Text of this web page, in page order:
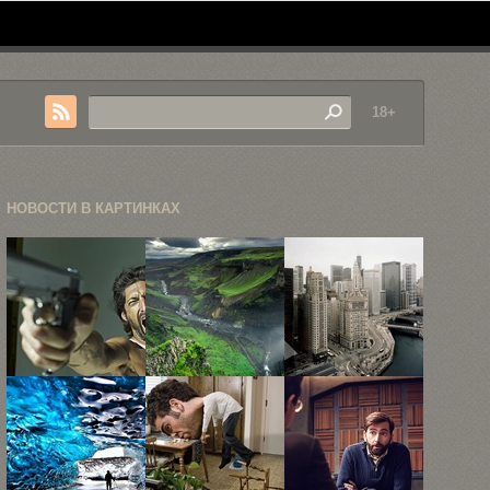
18+
НОВОСТИ В КАРТИНКАХ
Знаменитости
глазами Рика
Геста
«Пробуждение
Севера», или
невообразимые
пейзажи ...
Прекрасные
городские
пейзажи
Алекса
Фрадкина